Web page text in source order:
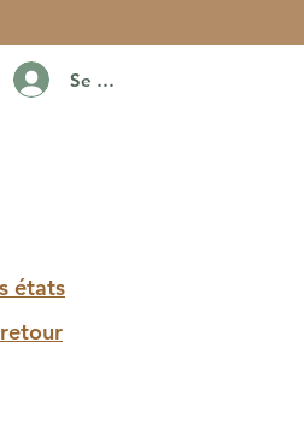
Se connecter
états